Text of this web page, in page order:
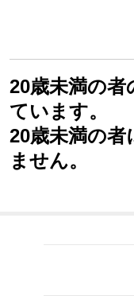
20歳未満の者
ています。
20歳未満の者
ません。